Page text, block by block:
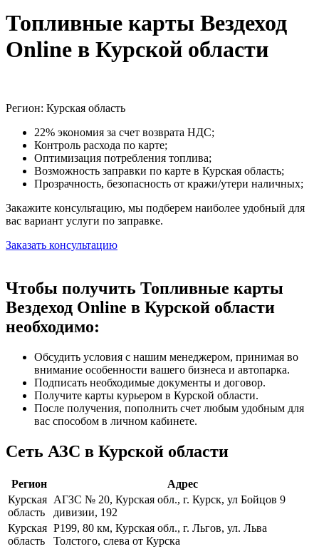
Топливные карты Вездеход
Online в Курской области
Регион: Курская область
22% экономия за счет возврата НДС;
Контроль расхода по карте;
Оптимизация потребления топлива;
Возможность заправки по карте в Курская область;
Прозрачность, безопасность от кражи/утери наличных;
Закажите консультацию, мы подберем наиболее удобный для
вас вариант услуги по заправке.
Заказать консультацию
Чтобы получить Топливные карты
Вездеход Online в Курской области
необходимо:
Обсудить условия с нашим менеджером, принимая во
внимание особенности вашего бизнеса и автопарка.
Подписать необходимые документы и договор.
Получите карты курьером в Курской области.
После получения, пополнить счет любым удобным для
вас способом в личном кабинете.
Сеть АЗС в Курской области
Регион
Адрес
Курская
область
АГЗС № 20, Курская обл., г. Курск, ул Бойцов 9
дивизии, 192
Курская
область
Р199, 80 км, Курская обл., г. Льгов, ул. Льва
Толстого, слева от Курска